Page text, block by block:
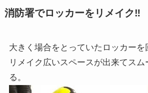
消防署でロッカーをリメイク‼
大きく場合をとっていたロッカーを
リメイク 広いスペースが出来てスム
る。